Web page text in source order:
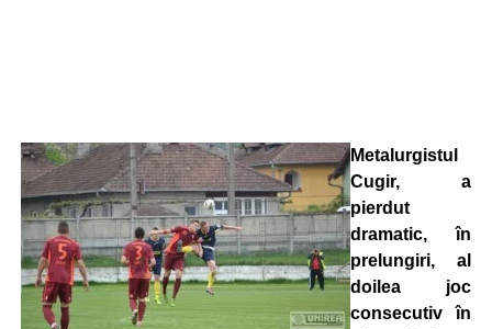
Metalurgistul
Cugir, a
pierdut
dramatic, în
prelungiri, al
doilea joc
consecutiv în